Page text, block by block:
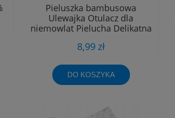
Pieluszka bambusowa
Ulewajka Otulacz dla
niemowląt Pielucha Delikatna
8,99 zł
DO KOSZYKA